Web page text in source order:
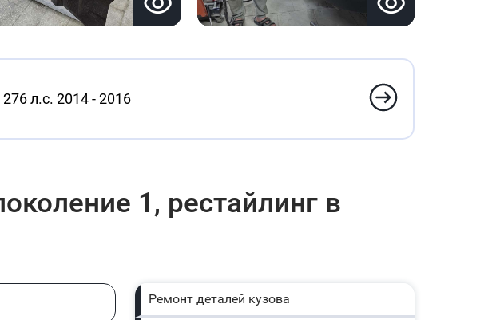
276 л.с. 2014 - 2016
1, рестайлинг в
Ремонт деталей кузова